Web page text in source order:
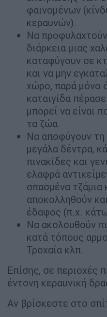
φαινομένων
κεραυνών).
Να
διάρκεια μιας
καταφύγουν σε
και να μην
χώρο, παρά μόνο
καταιγίδα
μπορεί να είναι
τα ζώα.
Να αποφύγουν
μεγάλα δέντρα,
πινακίδες και
ελαφρά
σπασμένα τζάμια
αποκολληθούν
έδαφος (π.χ.
Να ακολουθούν
κατά τόπους
Τροχαία κλπ.
Επίσης, σε περιοχές
έντονη κεραυνική
Αν βρίσκεστε στο